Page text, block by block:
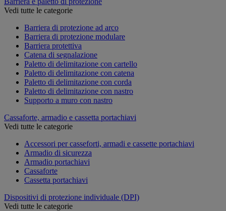
Vedi tutte le categorie
Barriera di protezione ad arco
Barriera di protezione modulare
Barriera protettiva
Catena di segnalazione
Paletto di delimitazione con cartello
Paletto di delimitazione con catena
Paletto di delimitazione con corda
Paletto di delimitazione con nastro
Supporto a muro con nastro
Cassaforte, armadio e cassetta portachiavi
Vedi tutte le categorie
Accessori per casseforti, armadi e cassette portachiavi
Armadio di sicurezza
Armadio portachiavi
Cassaforte
Cassetta portachiavi
Dispositivi di protezione individuale (DPI)
Vedi tutte le categorie